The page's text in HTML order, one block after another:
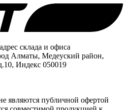
склада и офиса
Алматы, Медеуский район,
Индекс 050019
являются публичной офертой